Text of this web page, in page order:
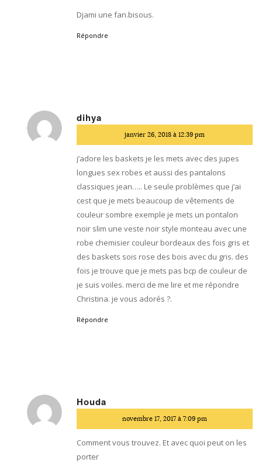
Djami une fan.bisous.
Répondre
dihya
:
janvier 26, 2018 à 12:39 pm
j’adore les baskets je les mets avec des jupes
longues sex robes et aussi des pantalons
classiques jean….. Le seule problèmes que j’ai
cest que je mets beaucoup de vêtements de
couleur sombre exemple je mets un pontalon
noir slim une veste noir style monteau avec une
robe chemisier couleur bordeaux des fois gris et
des baskets sois rose des bois avec du gris. des
fois je trouve que je mets pas bcp de couleur de
je suis voiles. merci de me lire et me répondre
Christina. je vous adorés ?.
Répondre
Houda
:
novembre 17, 2017 à 7:09 pm
Comment vous trouvez. Et avec quoi peut on les
porter